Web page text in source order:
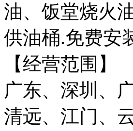
油、饭堂烧火
供油桶.免费安
【经营范围】
广东、深圳、
清远、江门、